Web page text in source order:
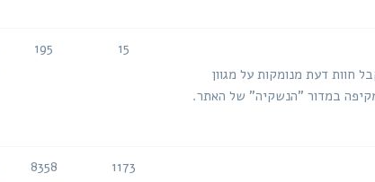
חוות דעת מנומקות על מגוון
מקיפה במדור "הנשקיה" של האתר.
15
195
1173
8358